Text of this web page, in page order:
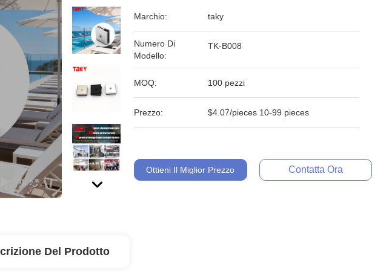
Marchio: taky
Numero Di
Modello:
TK-B008
MOQ: 100 pezzi
Prezzo: $4.07/pieces 10-99 pieces
Ottieni Il Miglior Prezzo Contatta Ora
Del Prodotto